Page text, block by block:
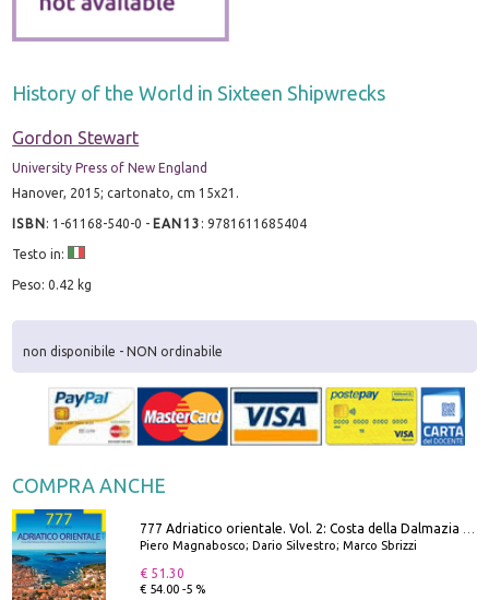
History of the World in Sixteen Shipwrecks
Gordon Stewart
University Press of New England
Hanover, 2015; cartonato, cm 15x21.
ISBN:1-61168-540-0 - EAN13 :9781611685404
Testo in:
Peso: 0.42 kg
non disponibile - NON ordinabile
COMPRA ANCHE
Piero Magnabosco; Dario Silvestro; Marco Sbrizzi
€ 51.30
€ 54.00 -5 %